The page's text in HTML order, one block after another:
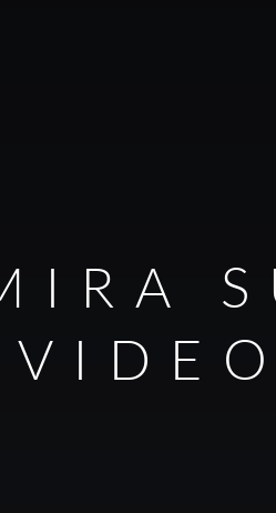
VIDEO